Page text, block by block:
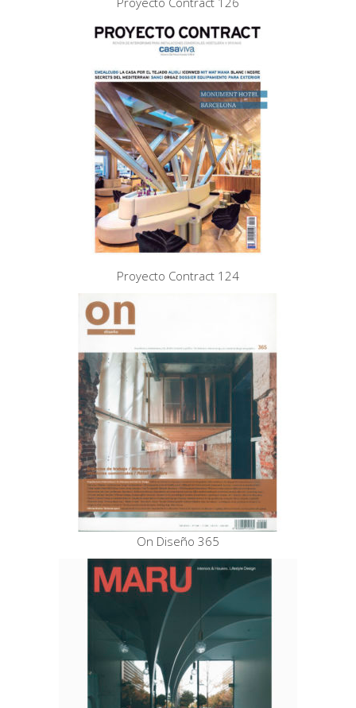
Proyecto Contract 124
On Diseño 365